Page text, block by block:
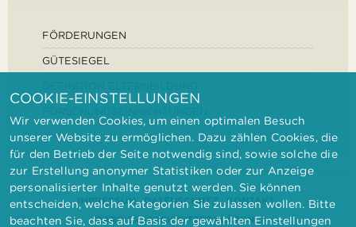
FÖRDERUNGEN
GÜTESIEGEL
IMPRESSUM DATENSCHUTZ
KONTAKT
BARRIEREFREIHEITSERKLÄRUNG
COOKIE-EINSTELLUNGEN
Wir verwenden Cookies, um einen optimalen Besuch
unserer Website zu ermöglichen. Dazu zählen Cookies, die
für den Betrieb der Seite notwendig sind, sowie solche die
zur Erstellung anonymer Statistiken oder zur Anzeige
personalisierter Inhalte genutzt werden. Sie können
entscheiden, welche Kategorien Sie zulassen wollen. Bitte
beachten Sie, dass auf Basis der gewählten Einstellungen